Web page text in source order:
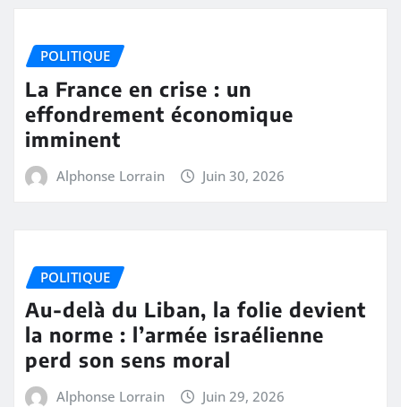
POLITIQUE
La France en crise : un
effondrement économique
imminent
Alphonse Lorrain Juin 30, 2026
POLITIQUE
Au-delà du Liban, la folie devient
la norme : l’armée israélienne
perd son sens moral
Alphonse Lorrain Juin 29, 2026